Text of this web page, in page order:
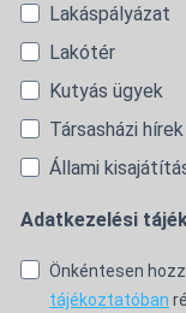
Lakáspályázat
Lakótér
Kutyás ügyek
Társasházi hírek
Állami
Adatkezelési
Önkéntesen
tájékoztatóban